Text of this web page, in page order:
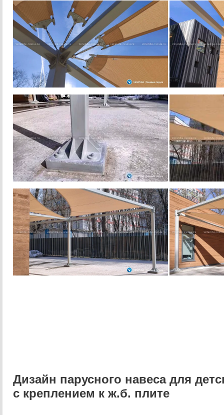
Дизайн парусного навеса для
с креплением к ж.б. плите